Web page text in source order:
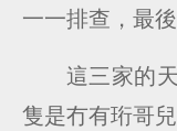
一一排查，最
這三家的
隻是冇有珩哥